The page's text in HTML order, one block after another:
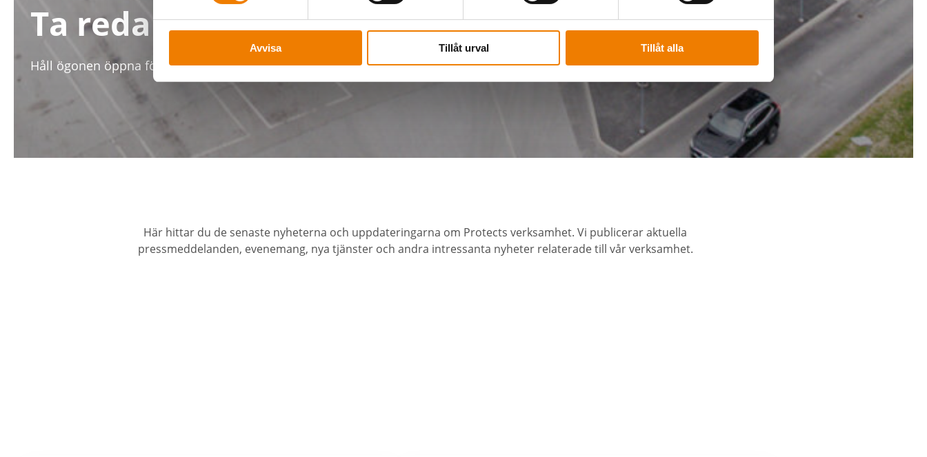
Avvisa Tillåt urval Tillåt alla
Ta reda på mer om Protect's aktuella ämnen
Håll ögonen öppna för att ta reda på vad som händer hos oss!
Här hittar du de senaste nyheterna och uppdateringarna om Protects verksamhet. Vi publicerar aktuella
pressmeddelanden, evenemang, nya tjänster och andra intressanta nyheter relaterade till vår verksamhet.